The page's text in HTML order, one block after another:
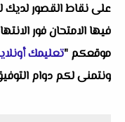
على نقاط القصور لديك
فيها الامتحان فور
موقعكم "تعليمك
ونتمنى لكم دوام